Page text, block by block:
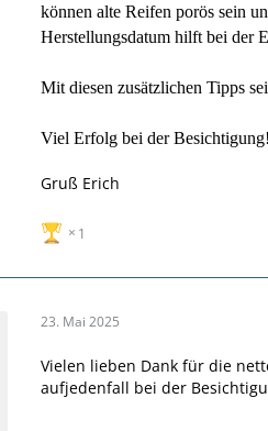
können alte Reifen porös sein
Herstellungsdatum hilft bei der
Mit diesen zusätzlichen Tipps
Viel Erfolg bei der Besichtigung!
Gruß Erich
1
23. Mai 2025
Vielen lieben Dank für die
aufjedenfall bei der